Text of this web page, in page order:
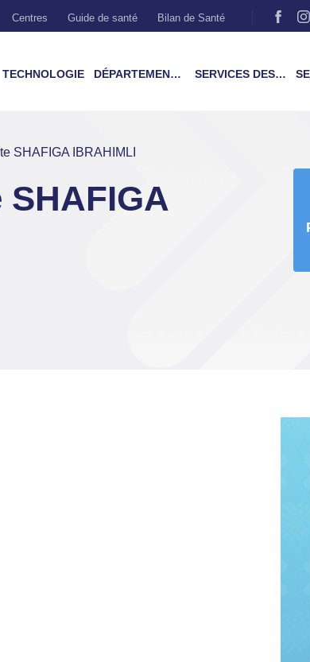
Centres Guide de santé Bilan de Santé
TECHNOLOGIE DÉPARTEMENTS & TRAITEMENTS SERVICES DES PATIENTS
SHAFIGA IBRAHIMLI